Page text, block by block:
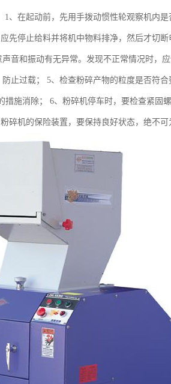
1、在起动前，先用手拨动惯性轮观察机内
先停止给料并将机中物料排净，然后才切
音和振动有无异常。发现不正常情况时，
止过载； 5、检查粉碎产物的粒度是否符
措施消除； 6、粉碎机停车时，要检查紧固
碎机的保险装置，要保持良好状态，绝不可